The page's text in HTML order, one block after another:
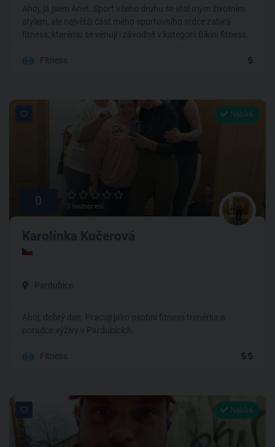
Ahoj, já jsem Anet. Sport všeho druhu se stal mým životním
stylem, ale největší část mého sportovního srdce zabírá
fitness, kterému se věnuji i závodně v kategorii Bikini fitness.
Fitness
Nabírá
0 0 hodnocení
Karolínka Kučerová
Pardubice
Ahoj, dobrý den. Pracuji jako osobní fitness trenérka a
poradce výživy v Pardubicích.
Fitness
Nabírá